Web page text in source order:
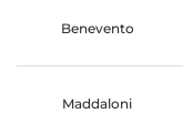
Benevento
Maddaloni